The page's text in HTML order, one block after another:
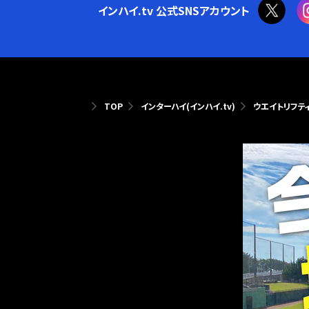
インハイ.tv 公式SNSアカウント
TOP インターハイ(インハイ.tv) ウエイトリフテ